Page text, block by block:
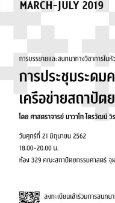
PEOPLE
NEWS
ABOUT
CONTACT
DO VISUAL LAB